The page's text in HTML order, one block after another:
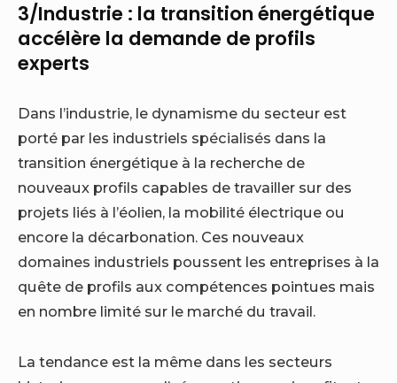
3/Industrie : la transition énergétique
accélère la demande de profils
experts
Dans l’industrie, le dynamisme du secteur est
porté par les industriels spécialisés dans la
transition énergétique à la recherche de
nouveaux profils capables de travailler sur des
projets liés à l’éolien, la mobilité électrique ou
encore la décarbonation. Ces nouveaux
domaines industriels poussent les entreprises à la
quête de profils aux compétences pointues mais
en nombre limité sur le marché du travail.
La tendance est la même dans les secteurs